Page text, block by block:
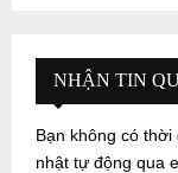
NHẬN TIN
Bạn không có
nhật tự động qua